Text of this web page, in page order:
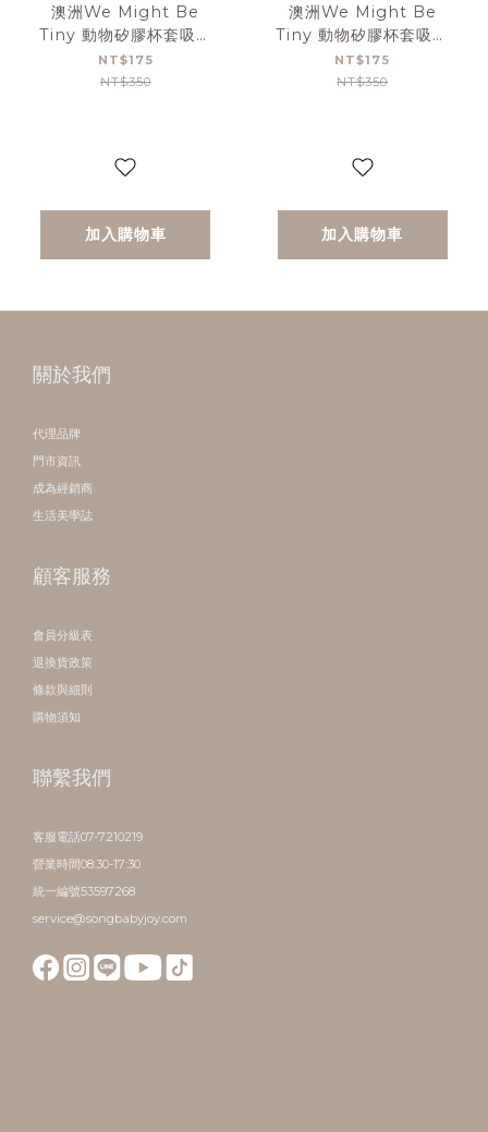
澳洲We Might Be
Tiny 動物矽膠杯套吸管
組-淺灰
NT$175
NT$350
加入購物車
澳洲We Might Be
Tiny 動物矽膠杯套吸管
組-煙燻玫瑰
NT$175
NT$350
加入購物車
關於我們
代理品牌
門市資訊
成為經銷商
生活美學誌
顧客服務
會員分級表
退換貨政策
條款與細則
購物須知
聯繫我們
客服電話07-7210219
營業時間08:30-17:30
統一編號53597268
service@songbabyjoy.com